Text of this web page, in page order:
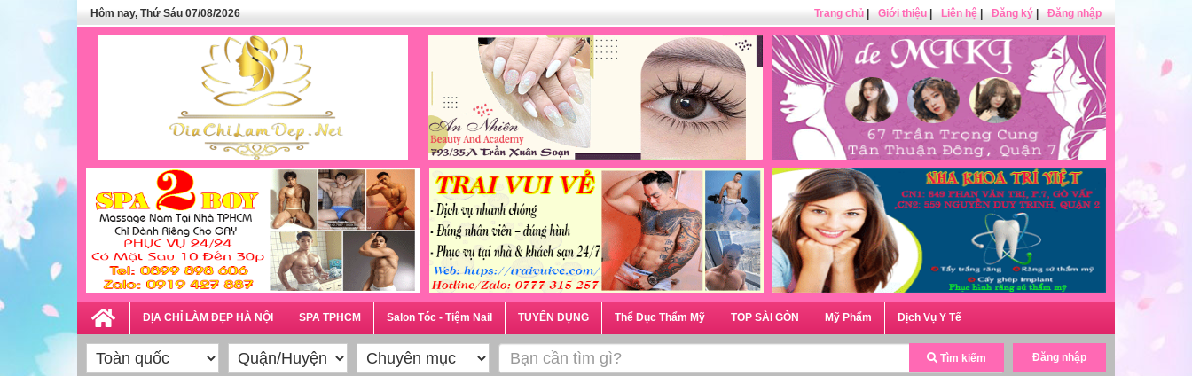
Hôm nay, Thứ Sáu 07/08/2026 Trang chủ Giới thiệu Liên hệ Đăng ký Đăng nhập
ĐỊA CHỈ LÀM ĐẸP HÀ NỘI SPA TPHCM Salon Tóc - Tiệm Nail TUYỂN DỤNG Thể Dục Thẩm Mỹ TOP SÀI GÒN Mỹ Phẩm Dịch Vụ Y Tế
Tìm kiếm Đăng nhập